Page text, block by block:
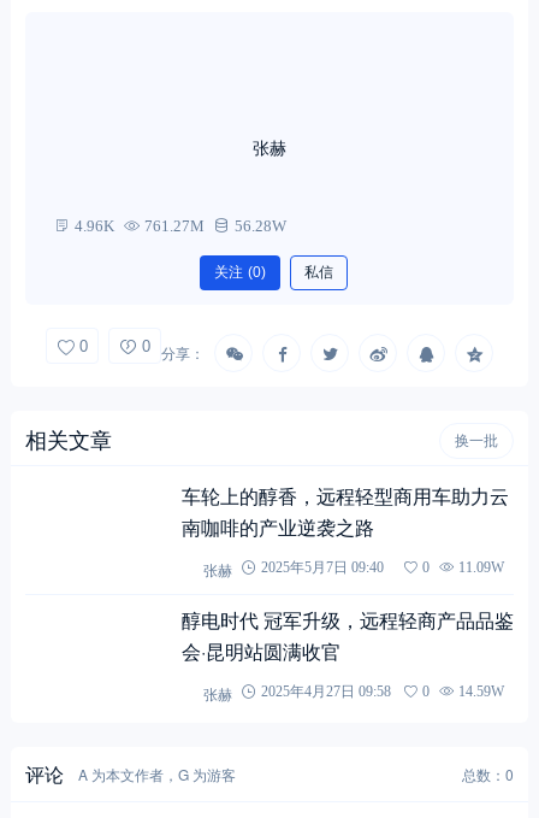
张赫
4.96K 761.27M 56.28W
关注 (0) 私信
0 0 分享：
相关文章 换一批
车轮上的醇香，远程轻型商用车助力云
南咖啡的产业逆袭之路
张赫 2025年5月7日 09:40 0 11.09W
醇电时代 冠军升级，远程轻商产品品鉴
会·昆明站圆满收官
张赫 2025年4月27日 09:58 0 14.59W
评论 A 为本文作者，G 为游客 总数：0